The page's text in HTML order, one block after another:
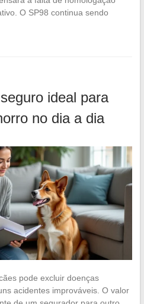
O SP98 continua sendo
ideal para
no dia a dia
pode excluir doenças
acidentes improváveis. O valor